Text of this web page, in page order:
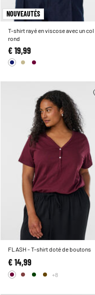
NOUVEAUTÉS
T-shirt rayé en viscose avec un col
rond
€ 19,99
FLASH - T-shirt doté de boutons
€ 14,99
+8